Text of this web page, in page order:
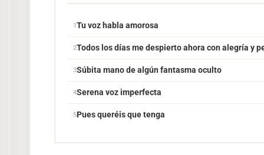
Tu voz habla amorosa
Todos los días me despierto ahora con alegría y
Súbita mano de algún fantasma oculto
Serena voz imperfecta
Pues queréis que tenga